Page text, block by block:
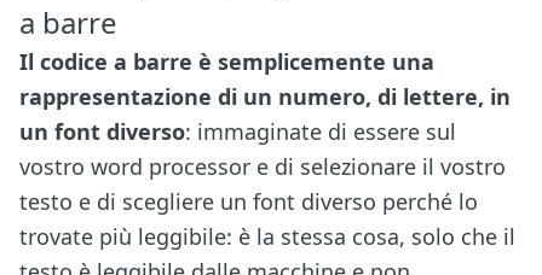
a barre
Il codice a barre è semplicemente una
rappresentazione di un numero, di lettere, in
un font diverso: immaginate di essere sul
vostro word processor e di selezionare il vostro
testo e di scegliere un font diverso perché lo
trovate più leggibile: è la stessa cosa, solo che il